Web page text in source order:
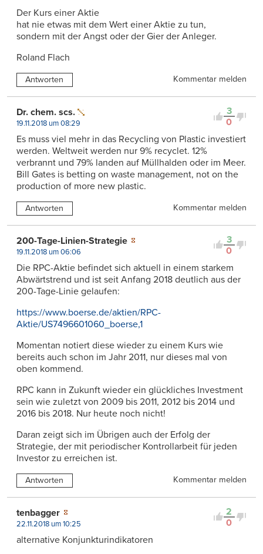
Der Kurs einer Aktie
hat nie etwas mit dem Wert einer Aktie zu tun,
sondern mit der Angst oder der Gier der Anleger.
Roland Flach
Antworten Kommentar melden
3
0
Dr. chem. scs.
19.11.2018 um 08:29
Es muss viel mehr in das Recycling von Plastic investiert
werden. Weltweit werden nur 9% recyclet. 12%
verbrannt und 79% landen auf Müllhalden oder im Meer.
Bill Gates is betting on waste management, not on the
production of more new plastic.
Antworten Kommentar melden
3
0
200-Tage-Linien-Strategie
19.11.2018 um 06:06
Die RPC-Aktie befindet sich aktuell in einem starkem
Abwärtstrend und ist seit Anfang 2018 deutlich aus der
200-Tage-Linie gelaufen:
https://www.boerse.de/aktien/RPC-
Aktie/US7496601060_boerse,1
Momentan notiert diese wieder zu einem Kurs wie
bereits auch schon im Jahr 2011, nur dieses mal von
oben kommend.
RPC kann in Zukunft wieder ein glückliches Investment
sein wie zuletzt von 2009 bis 2011, 2012 bis 2014 und
2016 bis 2018. Nur heute noch nicht!
Daran zeigt sich im Übrigen auch der Erfolg der
Strategie, der mit periodischer Kontrollarbeit für jeden
Investor zu erreichen ist.
Antworten Kommentar melden
2
0
tenbagger
22.11.2018 um 10:25
alternative Konjunkturindikatoren